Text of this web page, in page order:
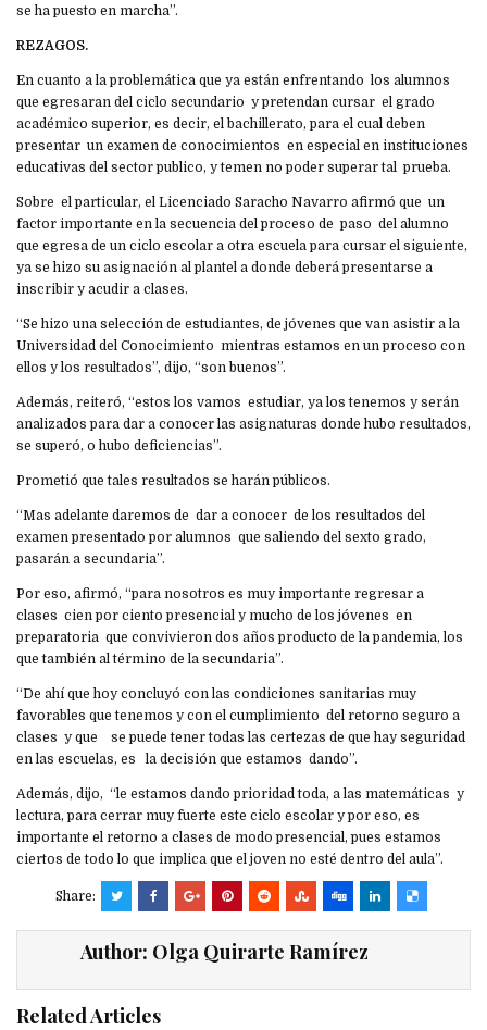
se ha puesto en marcha”.
REZAGOS.
En cuanto a la problemática que ya están enfrentando los alumnos
que egresaran del ciclo secundario y pretendan cursar el grado
académico superior, es decir, el bachillerato, para el cual deben
presentar un examen de conocimientos en especial en instituciones
educativas del sector publico, y temen no poder superar tal prueba.
Sobre el particular, el Licenciado Saracho Navarro afirmó que un
factor importante en la secuencia del proceso de paso del alumno
que egresa de un ciclo escolar a otra escuela para cursar el siguiente,
ya se hizo su asignación al plantel a donde deberá presentarse a
inscribir y acudir a clases.
“Se hizo una selección de estudiantes, de jóvenes que van asistir a la
Universidad del Conocimiento mientras estamos en un proceso con
ellos y los resultados”, dijo, “son buenos”.
Además, reiteró, “estos los vamos estudiar, ya los tenemos y serán
analizados para dar a conocer las asignaturas donde hubo resultados,
se superó, o hubo deficiencias”.
Prometió que tales resultados se harán públicos.
“Mas adelante daremos de dar a conocer de los resultados del
examen presentado por alumnos que saliendo del sexto grado,
pasarán a secundaria”.
Por eso, afirmó, “para nosotros es muy importante regresar a
clases cien por ciento presencial y mucho de los jóvenes en
preparatoria que convivieron dos años producto de la pandemia, los
que también al término de la secundaria”.
“De ahí que hoy concluyó con las condiciones sanitarias muy
favorables que tenemos y con el cumplimiento del retorno seguro a
clases y que se puede tener todas las certezas de que hay seguridad
en las escuelas, es la decisión que estamos dando”.
Además, dijo, “le estamos dando prioridad toda, a las matemáticas y
lectura, para cerrar muy fuerte este ciclo escolar y por eso, es
importante el retorno a clases de modo presencial, pues estamos
ciertos de todo lo que implica que el joven no esté dentro del aula”.
Share:
Author: Olga Quirarte Ramírez
Related Articles